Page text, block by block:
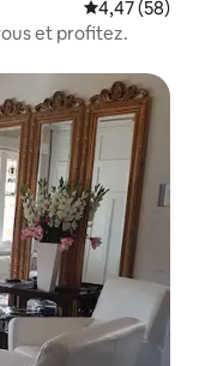
Évaluation
4,47 (58)
et profitez.